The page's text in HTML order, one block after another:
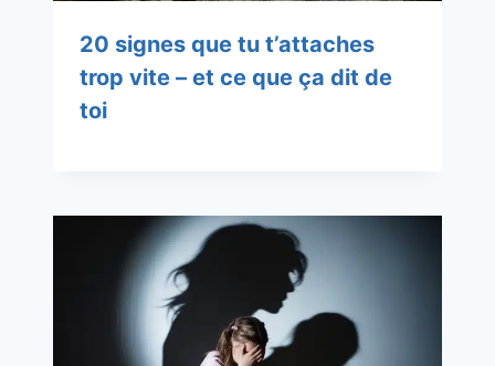
20 signes que tu t’attaches
trop vite – et ce que ça dit de
toi